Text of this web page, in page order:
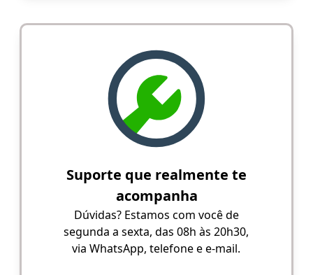
Suporte que realmente te
acompanha
Dúvidas? Estamos com você de
segunda a sexta, das 08h às 20h30,
via WhatsApp, telefone e e-mail.